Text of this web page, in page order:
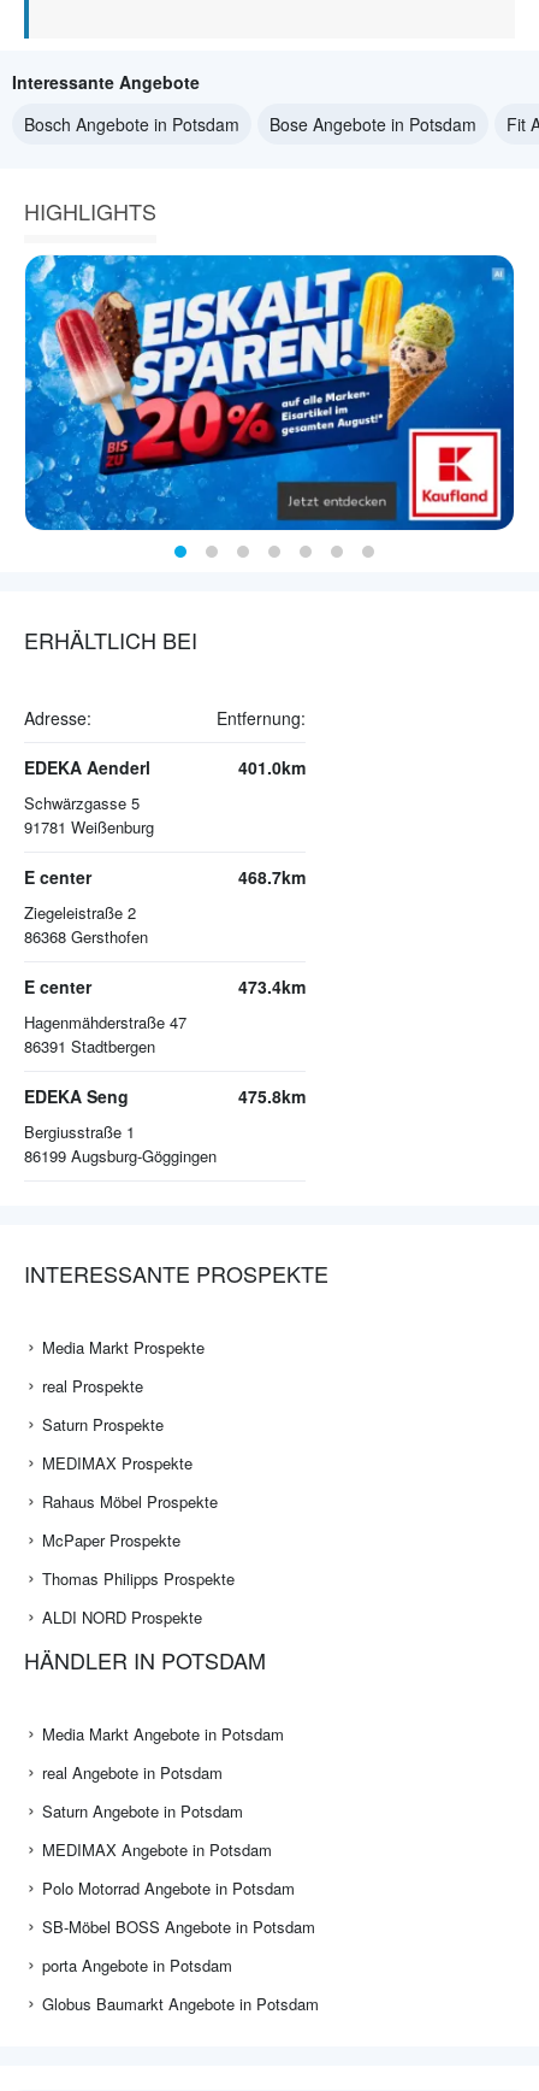
Interessante Angebote
Bosch Angebote in Potsdam
Bose Angebote in Potsdam Fit
HIGHLIGHTS
ERHÄLTLICH BEI
Adresse: Entfernung:
EDEKA Aenderl
Schwärzgasse 5
91781 Weißenburg
401.0km
E center
Ziegeleistraße 2
86368 Gersthofen
468.7km
E center
Hagenmähderstraße 47
86391 Stadtbergen
473.4km
EDEKA Seng
Bergiusstraße 1
86199 Augsburg-Göggingen
475.8km
INTERESSANTE PROSPEKTE
Media Markt Prospekte
real Prospekte
Saturn Prospekte
MEDIMAX Prospekte
Rahaus Möbel Prospekte
McPaper Prospekte
Thomas Philipps Prospekte
ALDI NORD Prospekte
HÄNDLER IN POTSDAM
Media Markt Angebote in Potsdam
real Angebote in Potsdam
Saturn Angebote in Potsdam
MEDIMAX Angebote in Potsdam
Polo Motorrad Angebote in Potsdam
SB-Möbel BOSS Angebote in Potsdam
porta Angebote in Potsdam
Globus Baumarkt Angebote in Potsdam